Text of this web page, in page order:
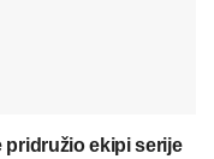
pridružio ekipi serije